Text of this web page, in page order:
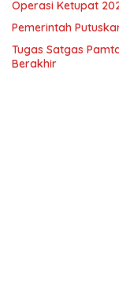
Operasi Ketupat
Pemerintah
Tugas Satgas
Berakhir